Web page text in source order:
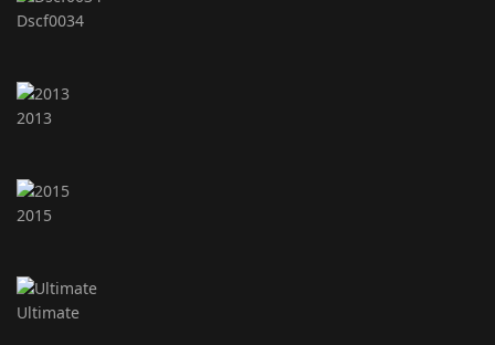
Dscf0034
2013
2015
Ultimate